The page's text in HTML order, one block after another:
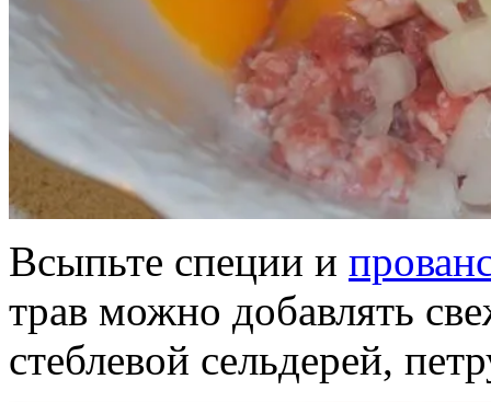
Всыпьте специи и
трав можно добавлять
стеблевой сельдерей,